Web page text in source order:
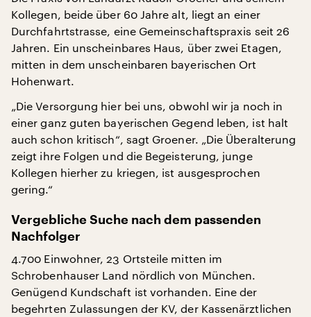
Kollegen, beide über 60 Jahre alt, liegt an einer
Durchfahrtstrasse, eine Gemeinschaftspraxis seit 26
Jahren. Ein unscheinbares Haus, über zwei Etagen,
mitten in dem unscheinbaren bayerischen Ort
Hohenwart.
„Die Versorgung hier bei uns, obwohl wir ja noch in
einer ganz guten bayerischen Gegend leben, ist halt
auch schon kritisch“, sagt Groener. „Die Überalterung
zeigt ihre Folgen und die Begeisterung, junge
Kollegen hierher zu kriegen, ist ausgesprochen
gering.“
Vergebliche Suche nach dem passenden
Nachfolger
4.700 Einwohner, 23 Ortsteile mitten im
Schrobenhauser Land nördlich von München.
Genügend Kundschaft ist vorhanden. Eine der
begehrten Zulassungen der KV, der Kassenärztlichen